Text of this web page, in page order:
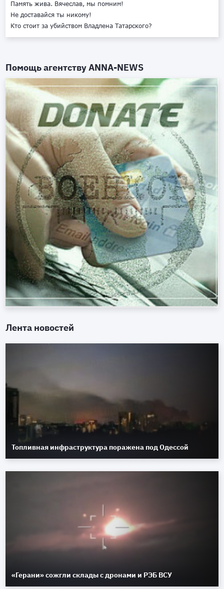
Память жива. Вячеслав, мы помним!
Не доставайся ты никому!
Кто стоит за убийством Владлена Татарского?
Помощь агентствуANNA-NEWS
Лента новостей
Топливная инфраструктура поражена под Одессой
«Герани» сожгли склады с дронами и РЭБ ВСУ